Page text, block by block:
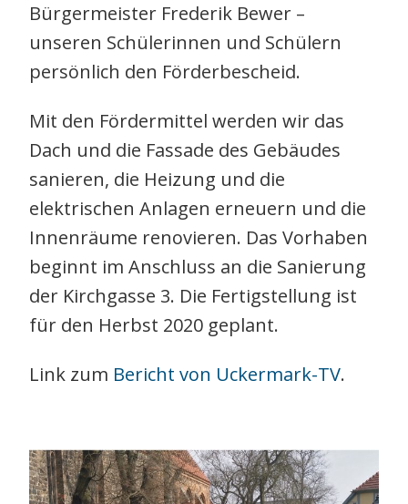
Bürgermeister Frederik Bewer –
unseren Schülerinnen und Schülern
persönlich den Förderbescheid.
Mit den Fördermittel werden wir das
Dach und die Fassade des Gebäudes
sanieren, die Heizung und die
elektrischen Anlagen erneuern und die
Innenräume renovieren. Das Vorhaben
beginnt im Anschluss an die Sanierung
der Kirchgasse 3. Die Fertigstellung ist
für den Herbst 2020 geplant.
Link zum Bericht von Uckermark-TV.